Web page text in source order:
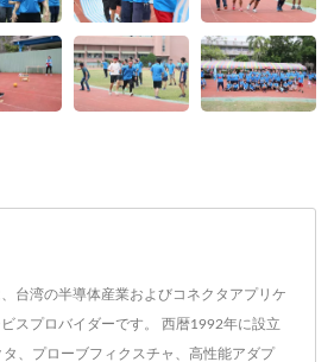
台湾の半導体産業およびコネクタアプリケ
スプロバイダーです。 西暦1992年に設立
、プローブフィクスチャ、高性能アダプ